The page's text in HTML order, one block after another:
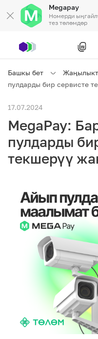
Megapay
Номерди
тез төлөмдөр
Жеке кардарларга
Ишкердик үчүн
Байланыш
eSIM
Кызматтар
Кызмат көрсөтүүлөр
Башкы бет
пулдарды бир сервисте
17.07.2024
MegaPay:
пулдарды
текшерүү